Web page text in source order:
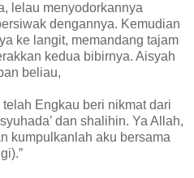
lelau menyodorkannya
dengannya. Kemudian
ke langit, memandang tajam
kedua bibirnya. Aisyah
beliau,
Engkau beri nikmat dari
dan shalihin. Ya Allah,
kumpulkanlah aku bersama